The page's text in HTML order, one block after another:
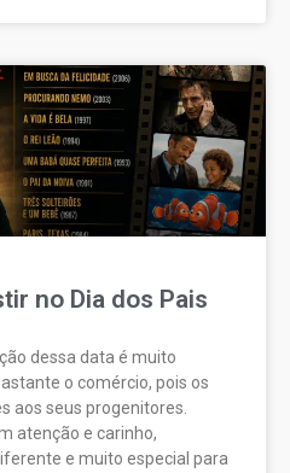
no Dia dos Pais
dessa data é muito
o comércio, pois os
aos seus progenitores.
atenção e carinho,
e muito especial para